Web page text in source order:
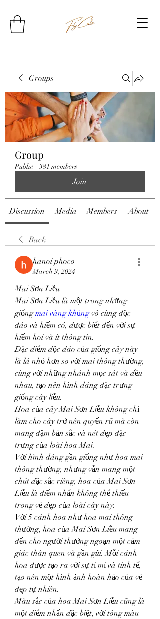
Groups
Group
Public · 381 members
Join
Discussion Media Members About
Back
hanoi phoco
March 9, 2024
Mai Sơn Liễu
Mai Sơn Liễu là một trong những
giống mai vàng khủng vô cùng độc
đáo và hiếm có, được biết đến với sự
hiếm hoi và ít thông tin.
Đặc điểm độc đáo của giống cây này
là lá nhỏ hơn so với mai thông thường,
cùng với những nhánh mọc sát và đều
nhau, tạo nên hình dáng đặc trưng
giống cây liễu.
Hoa của cây Mai Sơn Liễu không chỉ
làm cho cây trở nên quyến rũ mà còn
mang đậm bản sắc và nét đẹp đặc
trưng của loài hoa Mai.
Với hình dáng gần giống như hoa mai
thông thường, nhưng vẫn mang một
chút đặc sắc riêng, hoa của Mai Sơn
Liễu là điểm nhấn không thể thiếu
trong vẻ đẹp của loài cây này.
Với 5 cánh hoa như hoa mai thông
thường, hoa của Mai Sơn Liễu mang
đến cho người thưởng ngoạn một cảm
giác thân quen và gần gũi. Mỗi cánh
hoa được tạo ra với sự tỉ mỉ và tinh tế,
tạo nên một hình ảnh hoàn hảo của vẻ
đẹp tự nhiên.
Màu sắc của hoa Mai Sơn Liễu cũng là
một điểm nhấn đặc biệt, với tông màu